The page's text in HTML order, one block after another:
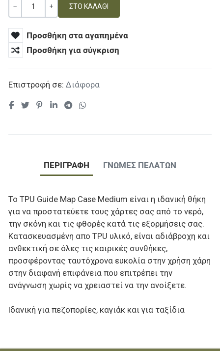
Ποσότητα
Προσθήκη στα αγαπημένα
Προσθήκη για σύγκριση
Επιστροφή σε: Διάφορα
ΠΕΡΙΓΡΑΦΉ ΓΝΏΜΕΣ ΠΕΛΑΤΏΝ
To TPU Guide Map Case Μedium είναι η ιδανική θήκη
για να προστατεύετε τους χάρτες σας από το νερό,
την σκόνη και τις φθορές κατά τις εξορμήσεις σας.
Κατασκευασμένη απο ΤPU υλικό, είναι αδιάβροχη και
ανθεκτική σε όλες τις καιρικές συνθήκες,
προσφέροντας ταυτόχρονα ευκολία στην χρήση χάρη
στην διαφανή επιφάνεια που επιτρέπει την
ανάγνωση χωρίς να χρειαστεί να την ανοίξετε.
Ιδανική για πεζοπορίες, καγιάκ και για ταξίδια